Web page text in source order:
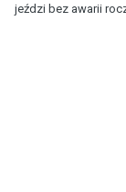
jeździ bez awarii